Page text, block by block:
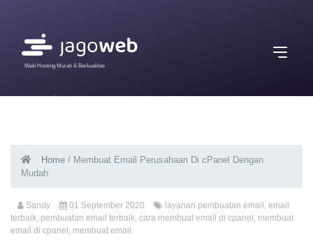
Web Hosting Murah & Berkualitas
Home / Membuat Email Perusahaan Di cPanel Dengan
Mudah
Sandy 01 September 2020 layanan pembuatan email , email
terbaik, pembuatan email terbaik, cara membuat email di cpanel , membuat
email di cpanel , membuat email